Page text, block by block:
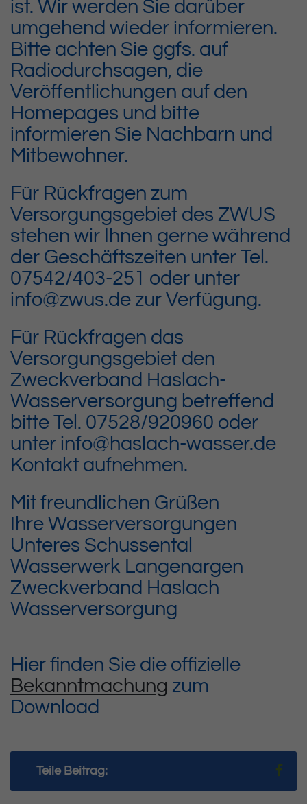
ist. Wir werden Sie darüber
umgehend wieder informieren.
Bitte achten Sie ggfs. auf
Radiodurchsagen, die
Veröffentlichungen auf den
Homepages und bitte
informieren Sie Nachbarn und
Mitbewohner.
Für Rückfragen zum
Versorgungsgebiet des ZWUS
stehen wir Ihnen gerne während
der Geschäftszeiten unter Tel.
07542/403-251 oder unter
info@zwus.de zur Verfügung.
Für Rückfragen das
Versorgungsgebiet den
Zweckverband Haslach-
Wasserversorgung betreffend
bitte Tel. 07528/920960 oder
unter info@haslach-wasser.de
Kontakt aufnehmen.
Mit freundlichen Grüßen
Ihre Wasserversorgungen
Unteres Schussental
Wasserwerk Langenargen
Zweckverband Haslach
Wasserversorgung
Hier finden Sie die offizielle
Bekanntmachung zum
Download
Teile Beitrag: